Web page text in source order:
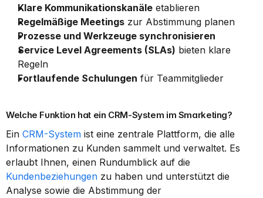
Klare Kommunikationskanäle etablieren
Regelmäßige Meetings zur Abstimmung planen
Prozesse und Werkzeuge synchronisieren
Service Level Agreements (SLAs) bieten klare
Regeln
Fortlaufende Schulungen für Teammitglieder
Welche Funktion hat ein CRM-System im Smarketing?
Ein CRM-System ist eine zentrale Plattform, die alle
Informationen zu Kunden sammelt und verwaltet. Es
Kundenbeziehungen zu haben und unterstützt die
Analyse sowie die Abstimmung der